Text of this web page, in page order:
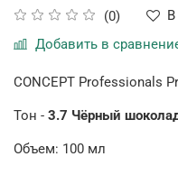
(0)
Добавить в
CONCEPT Professionals
Тон - 3.7 Чёрный
Объем: 100 мл